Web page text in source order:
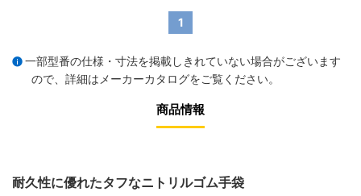
1
一部型番の仕様・寸法を掲載しきれていない場合がございます
ので、詳細は メーカーカタログをご覧ください。
商品情報
耐久性に優れたタフなニトリルゴム手袋